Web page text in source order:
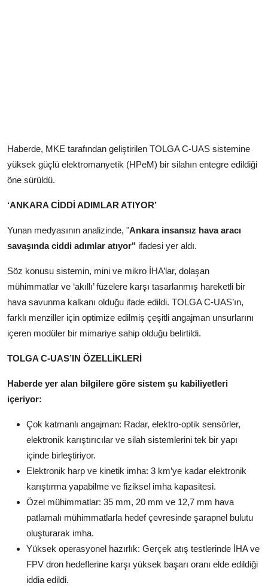
Haberde, MKE tarafından geliştirilen TOLGA C-UAS sistemine
yüksek güçlü elektromanyetik (HPeM) bir silahın entegre edildiği
öne sürüldü.
‘ANKARA CİDDİ ADIMLAR ATIYOR’
Yunan medyasının analizinde, "Ankara insansız hava aracı
savaşında ciddi adımlar atıyor" ifadesi yer aldı.
Söz konusu sistemin, mini ve mikro İHA’lar, dolaşan
mühimmatlar ve ‘akıllı’ füzelere karşı tasarlanmış hareketli bir
hava savunma kalkanı olduğu ifade edildi. TOLGA C-UAS’ın,
farklı menziller için optimize edilmiş çeşitli angajman unsurlarını
içeren modüler bir mimariye sahip olduğu belirtildi.
TOLGA C-UAS’IN ÖZELLİKLERİ
Haberde yer alan bilgilere göre sistem şu kabiliyetleri
içeriyor:
Çok katmanlı angajman: Radar, elektro-optik sensörler,
elektronik karıştırıcılar ve silah sistemlerini tek bir yapı
içinde birleştiriyor.
Elektronik harp ve kinetik imha: 3 km’ye kadar elektronik
karıştırma yapabilme ve fiziksel imha kapasitesi.
Özel mühimmatlar: 35 mm, 20 mm ve 12,7 mm hava
patlamalı mühimmatlarla hedef çevresinde şarapnel bulutu
oluşturarak imha.
Yüksek operasyonel hazırlık: Gerçek atış testlerinde İHA ve
FPV dron hedeflerine karşı yüksek başarı oranı elde edildiği
iddia edildi.